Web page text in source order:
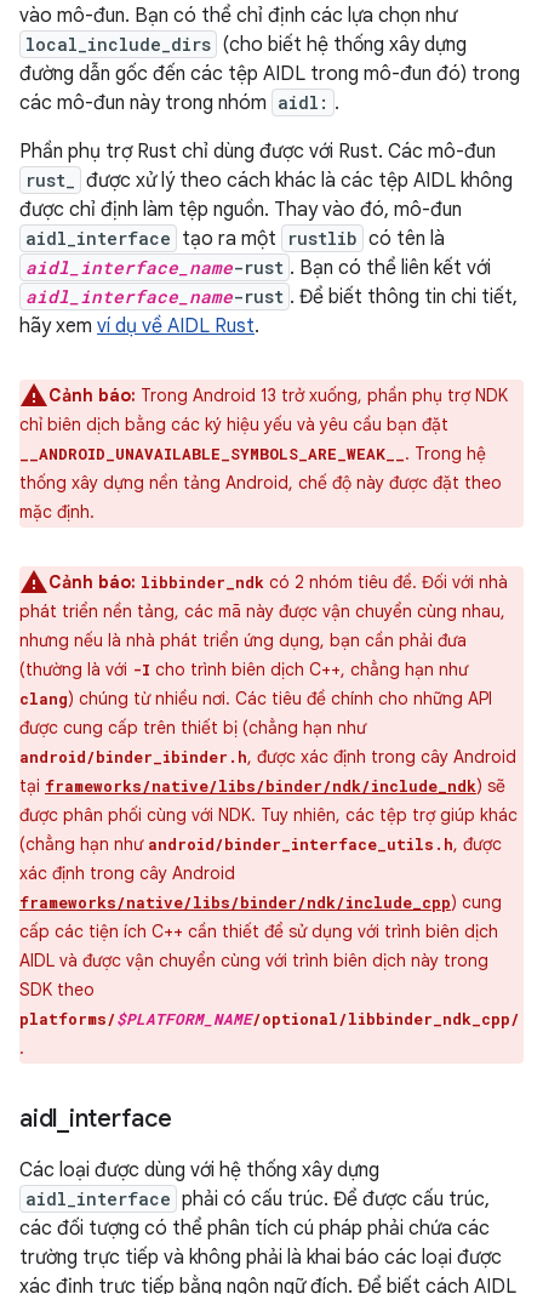
vào mô-đun. Bạn có thể chỉ định các lựa chọn như
local_include_dirs (cho biết hệ thống xây dựng
đường dẫn gốc đến các tệp AIDL trong mô-đun đó) trong
các mô-đun này trong nhóm aidl: .
Phần phụ trợ Rust chỉ dùng được với Rust. Các mô-đun
rust_
được xử lý theo cách khác là các tệp AIDL không
được chỉ định làm tệp nguồn. Thay vào đó, mô-đun
aidl_interface tạo ra một rustlib có tên là
aidl_interface_name-rust . Bạn có thể liên kết với
aidl_interface_name-rust . Để biết thông tin chi tiết,
hãy xem ví dụ về AIDL Rust.
Cảnh báo: Trong Android 13 trở xuống, phần phụ trợ NDK
chỉ biên dịch bằng các ký hiệu yếu và yêu cầu bạn đặt
__ANDROID_UNAVAILABLE_SYMBOLS_ARE_WEAK__ . Trong hệ
thống xây dựng nền tảng Android, chế độ này được đặt theo
mặc định.
Cảnh báo: libbinder_ndk có 2 nhóm tiêu đề. Đối với nhà
phát triển nền tảng, các mã này được vận chuyển cùng nhau,
nhưng nếu là nhà phát triển ứng dụng, bạn cần phải đưa
(thường là với -I cho trình biên dịch C++, chẳng hạn như
clang) chúng từ nhiều nơi. Các tiêu đề chính cho những API
được cung cấp trên thiết bị (chẳng hạn như
android/binder_ibinder.h, được xác định trong cây Android
tại frameworks/native/libs/binder/ndk/include_ndk) sẽ
được phân phối cùng với NDK. Tuy nhiên, các tệp trợ giúp khác
(chẳng hạn như android/binder_interface_utils.h, được
xác định trong cây Android
frameworks/native/libs/binder/ndk/include_cpp) cung
cấp các tiện ích C++ cần thiết để sử dụng với trình biên dịch
AIDL và được vận chuyển cùng với trình biên dịch này trong
SDK theo
platforms/$PLATFORM_NAME/optional/libbinder_ndk_cpp/
.
aidl interface
Các loại được dùng với hệ thống xây dựng
aidl_interface phải có cấu trúc. Để được cấu trúc,
các đối tượng có thể phân tích cú pháp phải chứa các
trường trực tiếp và không phải là khai báo các loại được
xác định trực tiếp bằng ngôn ngữ đích. Để biết cách AIDL